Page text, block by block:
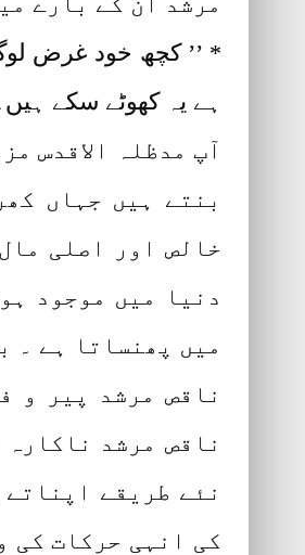
* ’’ کچھ خود غرض
ہے یہ کھوٹے سکے
آپ مدظلہ الاقدس
بنتے ہیں جہاں
خالص اور اصلی
دنیا میں موجود
میں پھنساتا ہے ۔
ناقص مرشد پیر و
ناقص مرشد
نئے طریقے
کی انہی حرکات کی